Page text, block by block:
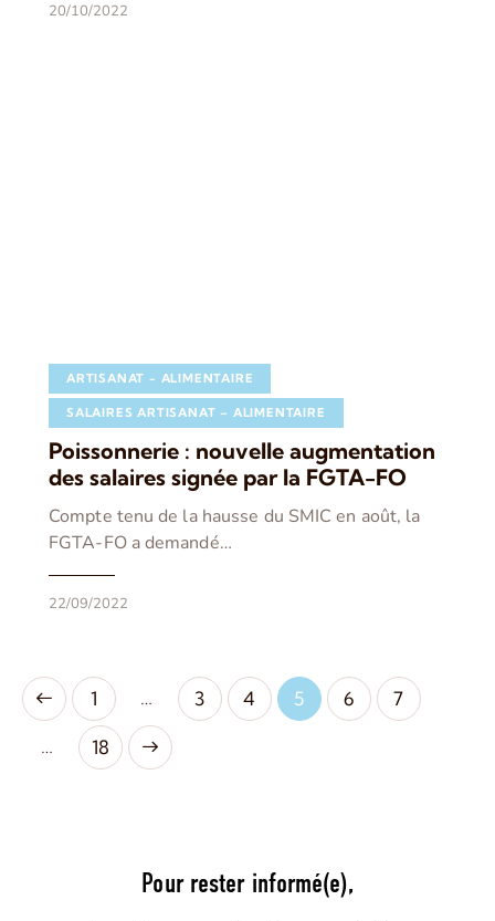
20/10/2022
ARTISANAT - ALIMENTAIRE
SALAIRES ARTISANAT – ALIMENTAIRE
Poissonnerie : nouvelle augmentation
des salaires signée par la FGTA-FO
Compte tenu de la hausse du SMIC en août, la
FGTA-FO a demandé…
22/09/2022
1 … 3 4 5 6 7
… 18
>
Pour rester informé(e),